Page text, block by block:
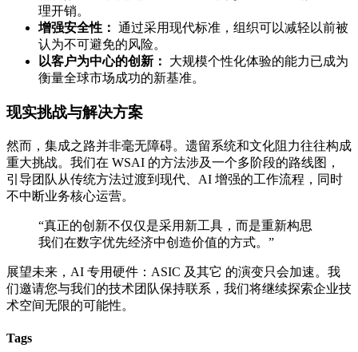
理开销。
增强安全性： 通过采用现代标准，组织可以减轻以前被
认为不可避免的风险。
以客户为中心的创新：
大规模个性化体验的能力已成为
衡量全球市场成功的新基准。
现实挑战与解决方案
然而，集成之路并非毫无障碍。遗留系统和文化阻力往往构成
重大挑战。我们在 WSAI 的方法涉及一个多阶段的路线图，
引导团队从传统方法过渡到现代、AI 增强的工作流程，同时
不中断业务核心运营。
“真正的创新不仅仅是采用新工具，而是重新构思
我们在数字优先经济中创造价值的方式。”
展望未来，AI 专用硬件：ASIC 及其它 的演变只会加速。我
们邀请您与我们的技术团队保持联系，我们将继续探索企业技
术空间无限的可能性。
Tags